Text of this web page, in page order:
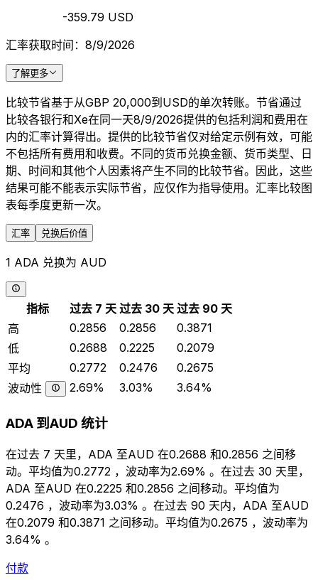
-359.79 USD
汇率获取时间：8/9/2026
了解更多
比较节省基于从GBP 20,000到USD的单次转账。节省通过
比较各银行和Xe在同一天8/9/2026提供的包括利润和费用在
内的汇率计算得出。提供的比较节省仅对给定示例有效，可能
不包括所有费用和收费。不同的货币兑换金额、货币类型、日
期、时间和其他个人因素将产生不同的比较节省。因此，这些
结果可能不能表示实际节省，应仅作为指导使用。汇率比较图
表每季度更新一次。
汇率 兑换后价值
1 ADA 兑换为 AUD
指标 过去 7 天 过去 30 天 过去 90 天
高
0.2856 0.2856
0.3871
低
0.2688 0.2225
0.2079
平均
0.2772 0.2476
0.2675
波动性
2.69% 3.03% 3.64%
ADA 到AUD 统计
在过去 7 天里，ADA 至AUD 在0.2688 和0.2856 之间移
动。平均值为0.2772 ，波动率为2.69% 。在过去 30 天里，
ADA 至AUD 在0.2225 和0.2856 之间移动。平均值为
0.2476 ，波动率为3.03% 。在过去 90 天内，ADA 至AUD
在0.2079 和0.3871 之间移动。平均值为0.2675 ，波动率为
3.64% 。
付款